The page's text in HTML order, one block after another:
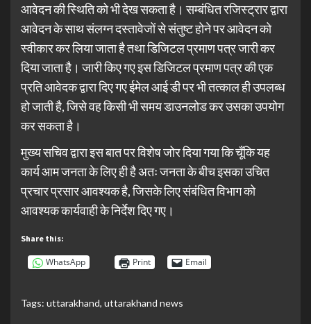
आवेदन की स्थिति को भी देख सकता है। सम्बंधित रजिस्ट्रार द्वारा
आवेदन के साथ संलग्न दस्तावेजों से संतुष्ट होने पर आवेदन को
स्वीकार कर लिया जाता है तथा डिजिटल प्रमाण पत्र जारी कर
दिया जाता है। जारी किए गए इस डिजिटल प्रमाण पत्र की एक
प्रति आवेदक द्वारा दिए गए ईमेल आई डी पर भी तत्काल ही उपलब्ध
हो जाती है, जिसे वह किसी भी समय डाउनलोड कर उसका उपयोग
कर सकता है।
मुख्य सचिव द्वारा इस बात पर विशेष जोर दिया गया कि चूँकि यह
कार्य आम जनता के लिए ही है अतः जनता के बीच इसका उचित
प्रचार प्रसार आवश्यक है, जिसके लिए संबंधित विभाग को
आवश्यक कार्यवाही के निर्देश दिए गए।
Share this:
WhatsApp Print Email
Tags: uttarakhand, uttarakhand news